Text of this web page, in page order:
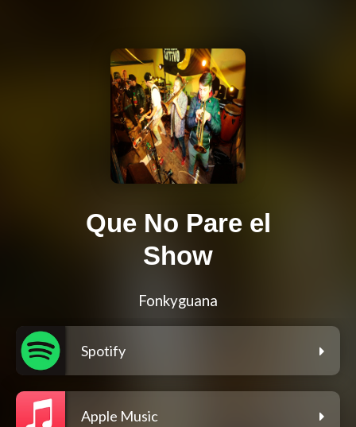
Que No Pare el
Show
Fonkyguana
Spotify
Apple Music